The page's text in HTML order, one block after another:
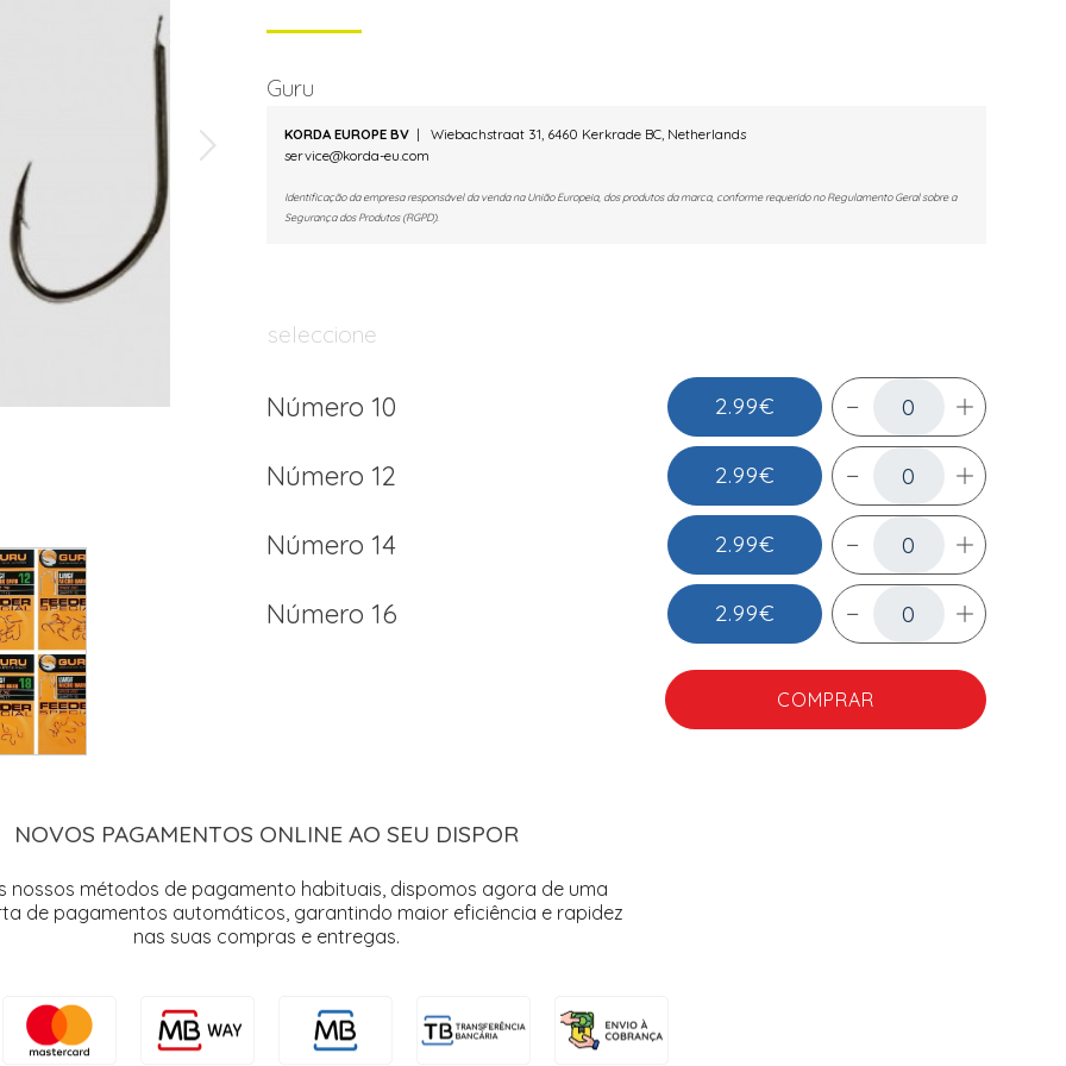
Guru
KORDA EUROPE BV | Wiebachstraat 31, 6460 Kerkrade BC, Netherlands
service@korda-eu.com
Identificação da empresa responsável da venda na União Europeia, dos produtos da marca, conforme requerido no Regulamento Geral sobre a
Segurança dos Produtos (RGPD).
seleccione
Número 10 2.99€
Número 12 2.99€
Número 14 2.99€
Número 16 2.99€
COMPRAR
NOVOS PAGAMENTOS ONLINE AO SEU DISPOR
nossos métodos de pagamento habituais, dispomos agora de uma
de pagamentos automáticos, garantindo maior eficiência e rapidez
nas suas compras e entregas.